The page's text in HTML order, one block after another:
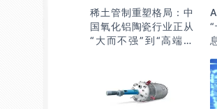
稀土管制重塑格局：中
国氧化铝陶瓷行业正从
“大而不强”到“高端突